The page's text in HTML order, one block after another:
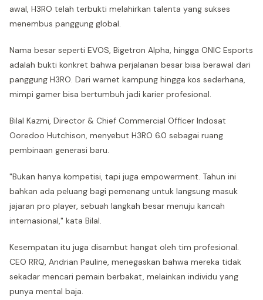
awal, H3RO telah terbukti melahirkan talenta yang sukses
menembus panggung global.
Nama besar seperti EVOS, Bigetron Alpha, hingga ONIC Esports
adalah bukti konkret bahwa perjalanan besar bisa berawal dari
panggung H3RO. Dari warnet kampung hingga kos sederhana,
mimpi gamer bisa bertumbuh jadi karier profesional.
Bilal Kazmi, Director & Chief Commercial Officer Indosat
Ooredoo Hutchison, menyebut H3RO 6.0 sebagai ruang
pembinaan generasi baru.
"Bukan hanya kompetisi, tapi juga empowerment. Tahun ini
bahkan ada peluang bagi pemenang untuk langsung masuk
jajaran pro player, sebuah langkah besar menuju kancah
internasional," kata Bilal.
Kesempatan itu juga disambut hangat oleh tim profesional.
CEO RRQ, Andrian Pauline, menegaskan bahwa mereka tidak
sekadar mencari pemain berbakat, melainkan individu yang
punya mental baja.